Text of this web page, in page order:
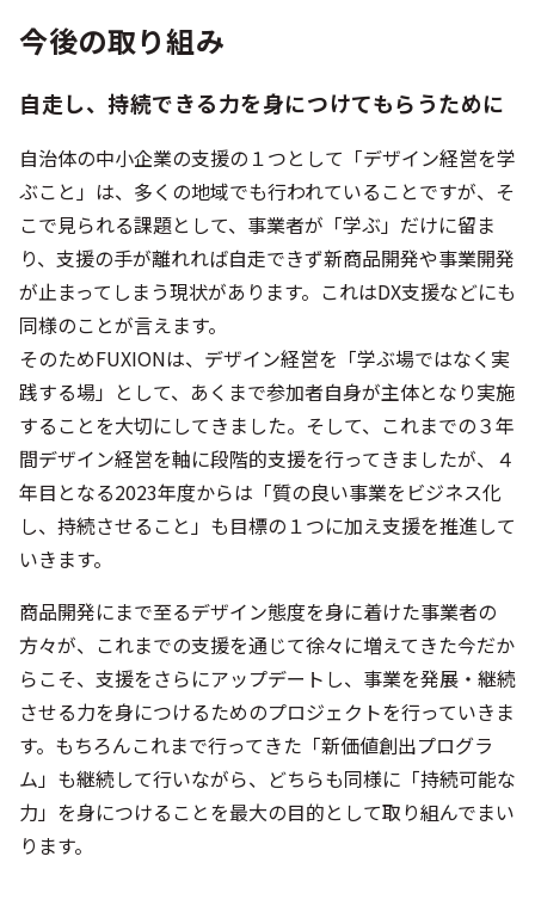
今後の取り組み
自走し、持続できる力を身につけてもらうために
自治体の中小企業の支援の１つとして「デザイン経営を学
ぶこと」は、多くの地域でも行われていることですが、そ
こで見られる課題として、事業者が「学ぶ」だけに留ま
り、支援の手が離れれば自走できず新商品開発や事業開発
が止まってしまう現状があります。これはDX支援などにも
同様のことが言えます。
そのためFUXIONは、デザイン経営を「学ぶ場ではなく実
践する場」として、あくまで参加者自身が主体となり実施
することを大切にしてきました。そして、これまでの３年
間デザイン経営を軸に段階的支援を行ってきましたが、４
年目となる2023年度からは「質の良い事業をビジネス化
し、持続させること」も目標の１つに加え支援を推進して
いきます。
商品開発にまで至るデザイン態度を身に着けた事業者の
方々が、これまでの支援を通じて徐々に増えてきた今だか
らこそ、支援をさらにアップデートし、事業を発展・継続
させる力を身につけるためのプロジェクトを行っていきま
す。もちろんこれまで行ってきた「新価値創出プログラ
ム」も継続して行いながら、どちらも同様に「持続可能な
力」を身につけることを最大の目的として取り組んでまい
ります。